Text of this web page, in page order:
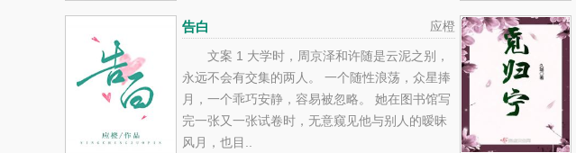
他渐行渐远，可越是这样，他心底的感情越是疯
狂，最终将两人都逼到了绝路...
应橙
告白
文案 1 大学时，周京泽和许随是云泥之别，
永远不会有交集的两人。 一个随性浪荡，众星捧
月，一个乖巧安静，容易被忽略。 她在图书馆写
完一张又一张试卷时，无意窥见他与别人的暧昧
风月，也目..